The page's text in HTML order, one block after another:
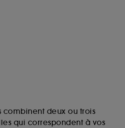
combinent deux ou trois
qui correspondent à vos